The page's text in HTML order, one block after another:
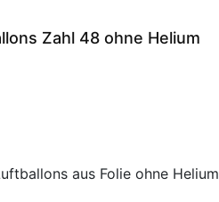
Zahl 48 ohne Helium
aus Folie ohne Helium